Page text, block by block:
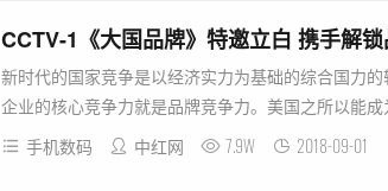
CCTV-1《大国品牌》特邀立白 携手解
新时代的国家竞争是以经济实力为基础的综合国力的
企业的核心竞争力就是品牌竞争力。美国之所以能成
手机数码
中红网 7.9W 2018-09-01